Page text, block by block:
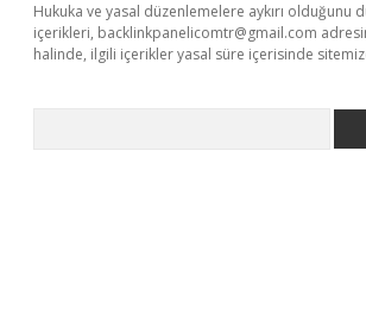
Hukuka ve yasal düzenlemelere aykırı olduğunu
içerikleri, backlinkpanelicomtr@gmail.com
halinde, ilgili içerikler yasal süre içerisinde